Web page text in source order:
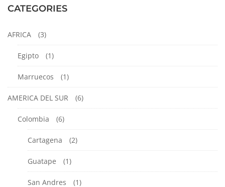
Colombia,
CATEGORIES
AFRICA (3)
Egipto (1)
Marruecos (1)
AMERICA DEL SUR (6)
Colombia (6)
Cartagena (2)
Guatape (1)
San Andres (1)